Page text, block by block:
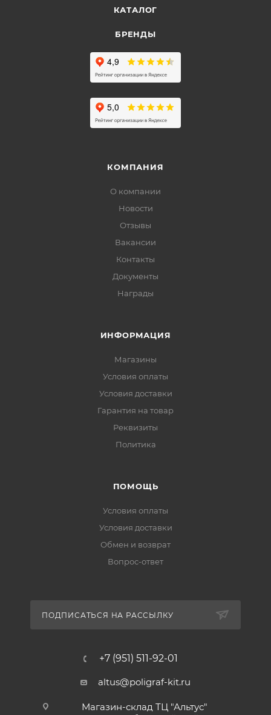
КАТАЛОГ
БРЕНДЫ
КОМПАНИЯ
О компании
Новости
Отзывы
Вакансии
Контакты
Документы
Награды
ИНФОРМАЦИЯ
Магазины
Условия оплаты
Условия доставки
Гарантия на товар
Реквизиты
Политика
ПОМОЩЬ
Условия оплаты
Условия доставки
Обмен и возврат
Вопрос-ответ
ПОДПИСАТЬСЯ НА РАССЫЛКУ
+7 (951) 511-92-01
altus@poligraf-kit.ru
Магазин-склад ТЦ "Альтус"